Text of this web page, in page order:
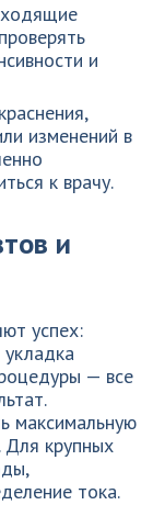
и
изменений в
к врачу.
и
успех:
— все
максимальную
крупных
тока.